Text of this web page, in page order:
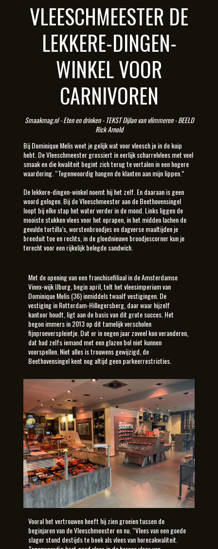
VLEESCHMEESTER DE
LEKKERE-DINGEN-
WINKEL VOOR
CARNIVOREN
Smaakmag.nl- Eten en drinken - TEKST Dijlan van vlimmeren - BEELD
Rick Arnold
Bij Dominique Melis weet je gelijk wat voor vleesch je in de kuip
hebt. De Vleeschmeester grossiert in eerlijk scharrelvlees met veel
smaak en die kwaliteit begint zich terug te vertalen in een hogere
waardering. “Tegenwoordig hangen de klanten aan mijn lippen.”
De lekkere-dingen-winkel noemt hij het zelf. En daaraan is geen
woord gelogen. Bij de Vleeschmeester aan de Beethovensingel
loopt bij elke stap het water verder in de mond. Links liggen de
mooiste stukken vlees voor het oprapen, in het midden lachen de
gevulde tortilla’s, worstenbroodjes en dagverse maaltijden je
breeduit toe en rechts, in de gloednieuwe broodjescorner kun je
terecht voor een rijkelijk belegde sandwich.
Met de opening van een franchisefiliaal in de Amsterdamse
Vinex-wijk IJburg, begin april, telt het vleesimperium van
Dominique Melis (36) inmiddels twaalf vestigingen. De
vestiging in Rotterdam-Hillegersberg, daar waar hijzelf
kantoor houdt, ligt aan de basis van dit grote succes. Het
begon immers in 2013 op dit tamelijk verscholen
fijnproeverspleintje. Dat er in negen jaar zoveel kon veranderen,
dat had zelfs iemand met een glazen bol niet kunnen
voorspellen. Niet alles is trouwens gewijzigd, de
Beethovensingel kent nog altijd geen parkeerrestricties.
Vooral het vertrouwen heeft hij zien groeien tussen de
beginjaren van de Vleeschmeester en nu. “Vlees van een goede
slager stond destijds te boek als vlees van horecakwaliteit.